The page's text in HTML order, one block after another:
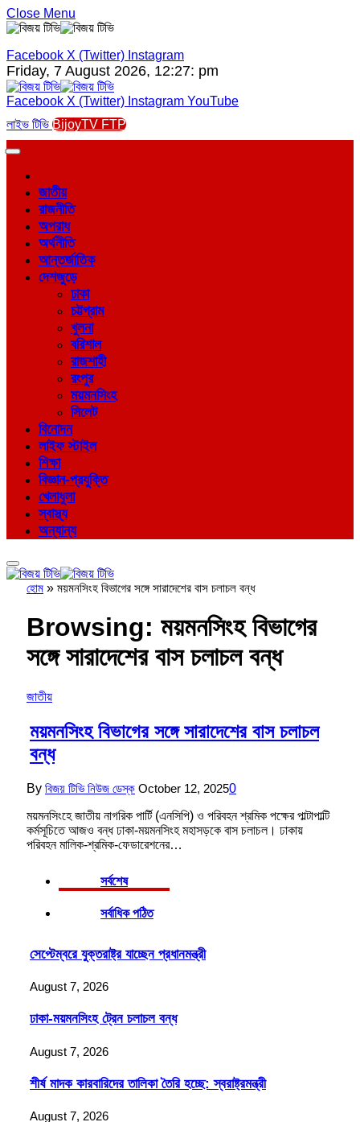
Close Menu
Facebook X (Twitter) Instagram
Friday, 7 August 2026, 12:27: pm
Facebook X (Twitter) Instagram YouTube
লাইভ টিভি BijoyTV FTP
জাতীয়
রাজনীতি
অপরাধ
অর্থনীতি
আন্তর্জাতিক
দেশজুড়ে
ঢাকা
চট্টগ্রাম
খুলনা
বরিশাল
রাজশাহী
রংপুর
ময়মনসিংহ
সিলেট
বিনোদন
লাইফ স্টাইল
শিক্ষা
বিজ্ঞান-প্রযুক্তি
খেলাধুলা
স্বাস্থ্য
অন্যান্য
হোম » ময়মনসিংহ বিভাগের সঙ্গে সারাদেশের বাস চলাচল বন্ধ
Browsing: ময়মনসিংহ বিভাগের
সঙ্গে সারাদেশের বাস চলাচল বন্ধ
জাতীয়
ময়মনসিংহ বিভাগের সঙ্গে সারাদেশের বাস চলাচল
বন্ধ
By বিজয় টিভি নিউজ ডেস্ক October 12, 20250
ময়মনসিংহে জাতীয় নাগরিক পার্টি (এনসিপি) ও পরিবহন শ্রমিক পক্ষের পাল্টাপাল্টি
কর্মসূচিতে আজও বন্ধ ঢাকা-ময়মনসিংহ মহাসড়কে বাস চলাচল। ঢাকায়
পরিবহন মালিক-শ্রমিক-ফেডারেশনের…
সর্বশেষ
সর্বাধিক পঠিত
সেপ্টেম্বরে যুক্তরাষ্ট্র যাচ্ছেন প্রধানমন্ত্রী
August 7, 2026
ঢাকা-ময়মনসিংহ ট্রেন চলাচল বন্ধ
August 7, 2026
শীর্ষ মাদক কারবারিদের তালিকা তৈরি হচ্ছে: স্বরাষ্ট্রমন্ত্রী
August 7, 2026